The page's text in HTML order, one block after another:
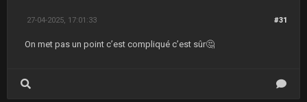
#31
27-04-2025, 17:01:33
On met pas un point c’est compliqué c’est sûr🤔